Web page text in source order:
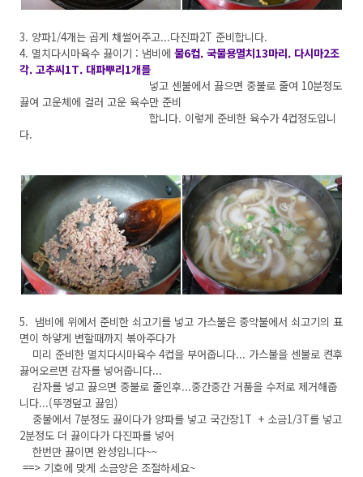
3. 양파1/4개는 곱게 채썰어주고...다진파2T 준비합니다.
4. 멸치다시마육수 끓이기 : 냄비에 물6컵. 국물용멸치13마리. 다시마2조
각. 고추씨1T. 대파뿌리1개를
넣고 센불에서 끓으면 중불로 줄여 10분정도
끓여 고운체에 걸러 고운 육수만 준비
합니다. 이렇게 준비한 육수가 4컵정도입니
다.
5. 냄비에 위에서 준비한 쇠고기를 넣고 가스불은 중약불에서 쇠고기의 표
면이 하얗게 변할때까지 볶아주다가
미리 준비한 멸치다시마육수 4컵을 부어줍니다... 가스불을 센불로 켠후
끓어오르면 감자를 넣어줍니다...
감자를 넣고 끓으면 중불로 줄인후...중간중간 거품을 수저로 제거해줍
니다...(뚜껑덮고 끓임)
중불에서 7분정도 끓이다가 양파를 넣고 국간장1T + 소금1/3T를 넣고
2분정도 더 끓이다가 다진파를 넣어
한번만 끓이면 완성입니다~~
==> 기호에 맞게 소금양은 조절하세요~